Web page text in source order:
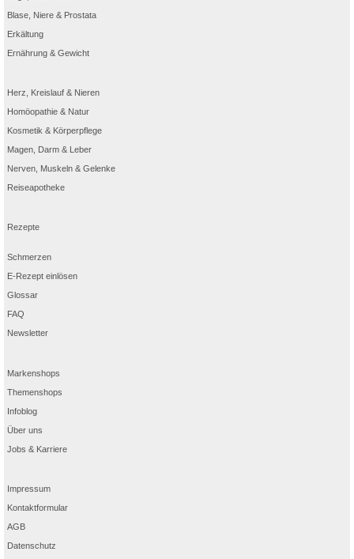
Schwangerschaft und Stillzeit den Arzt oder Apotheker um Rat zu fragen.
Zeit, in hohen Dosen oder in Kombination mit anderen Arzneimitteln eingenommen
Schwangerschaft und Stillzeit den Arzt oder Apotheker um Rat zu fragen.
Zeit, in hohen Dosen oder in Kombination mit anderen Arzneimitteln eingenommen
bisher nicht bekannt geworden sind, wird eine Unterbrechung des Stillens in der
Blase, Niere & Prostata
Erkältung
Ernährung & Gewicht
Herz, Kreislauf & Nieren
Homöopathie & Natur
Kosmetik & Körperpflege
Magen, Darm & Leber
Nerven, Muskeln & Gelenke
Reiseapotheke
Rezepte
Schmerzen
E-Rezept einlösen
Glossar
FAQ
Newsletter
Markenshops
Themenshops
Infoblog
Über uns
Jobs & Karriere
Impressum
Kontaktformular
AGB
Datenschutz